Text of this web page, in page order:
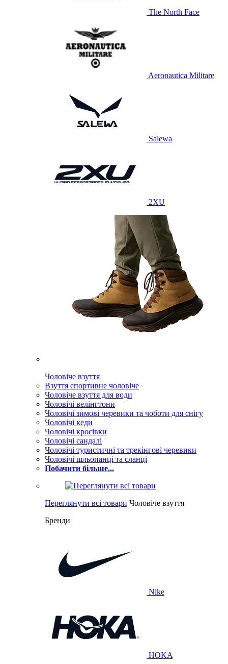
The North Face
Aeronautica Militare
Salewa
2XU
Чоловіче взуття
Взуття спортивне чоловіче
Чоловіче взуття для води
Чоловічі велінгтони
Чоловічі зимові черевики та чоботи для снігу
Чоловічі кеди
Чоловічі кросівки
Чоловічі сандалі
Чоловічі туристичні та трекінгові черевики
Чоловічі шльопанці та сланці
Побачити більше...
Переглянути всі товари Чоловіче взуття
Бренди
Nike
HOKA